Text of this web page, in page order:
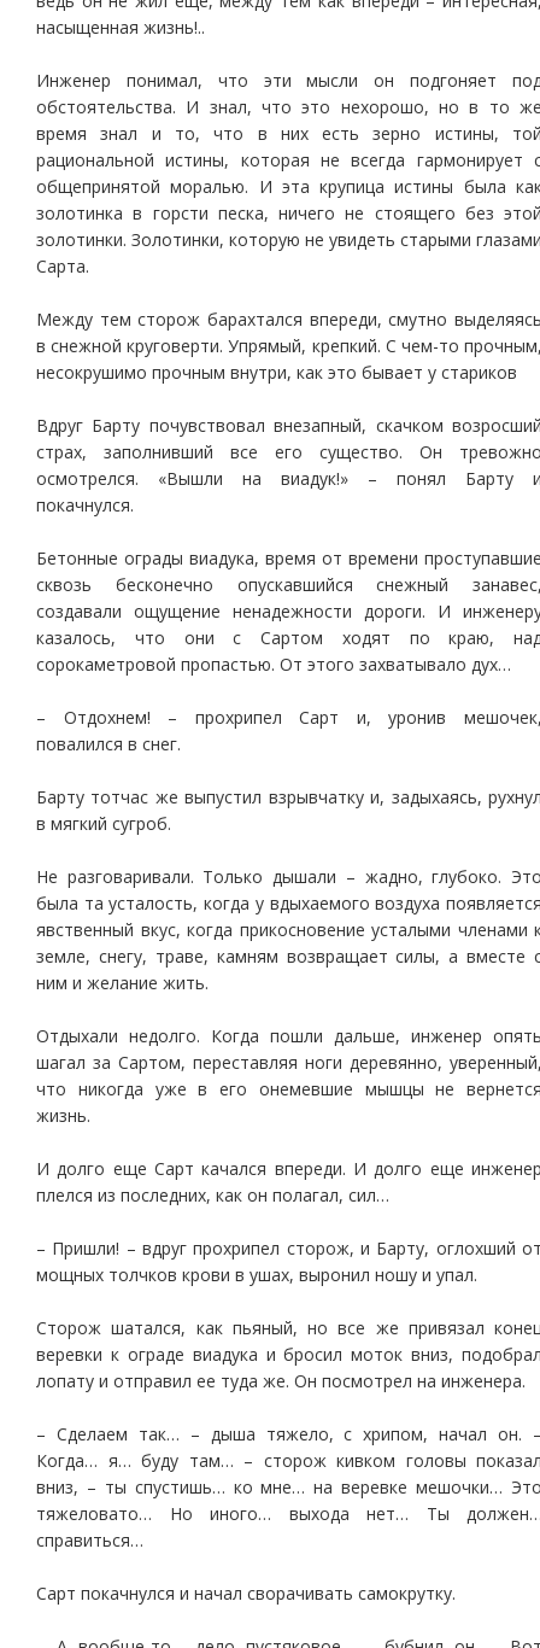
насыщенная жизнь!..
Инженер понимал, что эти мысли он подгоняет
обстоятельства. И знал, что это нехорошо, но в то
время знал и то, что в них есть зерно истины,
рациональной истины, которая не всегда гармонирует
общепринятой моралью. И эта крупица истины была
золотинка в горсти песка, ничего не стоящего без
золотинки. Золотинки, которую не увидеть старыми
Сарта.
Между тем сторож барахтался впереди, смутно
в снежной круговерти. Упрямый, крепкий. С чем-то
несокрушимо прочным внутри, как это бывает у стариков
Вдруг Барту почувствовал внезапный, скачком
страх, заполнивший все его существо. Он
осмотрелся. «Вышли на виадук!» – понял Барту
покачнулся.
Бетонные ограды виадука, время от времени
сквозь бесконечно опускавшийся снежный
создавали ощущение ненадежности дороги. И
казалось, что они с Сартом ходят по краю,
сорокаметровой пропастью. От этого захватывало дух…
– Отдохнем! – прохрипел Сарт и, уронив
повалился в снег.
Барту тотчас же выпустил взрывчатку и, задыхаясь,
в мягкий сугроб.
Не разговаривали. Только дышали – жадно, глубоко.
была та усталость, когда у вдыхаемого воздуха
явственный вкус, когда прикосновение усталыми членами
земле, снегу, траве, камням возвращает силы, а вместе
ним и желание жить.
Отдыхали недолго. Когда пошли дальше, инженер
шагал за Сартом, переставляя ноги деревянно,
что никогда уже в его онемевшие мышцы не
жизнь.
И долго еще Сарт качался впереди. И долго еще
плелся из последних, как он полагал, сил…
– Пришли! – вдруг прохрипел сторож, и Барту, оглохший
мощных толчков крови в ушах, выронил ношу и упал.
Сторож шатался, как пьяный, но все же привязал
веревки к ограде виадука и бросил моток вниз,
лопату и отправил ее туда же. Он посмотрел на инженера.
– Сделаем так… – дыша тяжело, с хрипом, начал он.
Когда… я… буду там… – сторож кивком головы
вниз, – ты спустишь… ко мне… на веревке мешочки…
тяжеловато… Но иного… выхода нет… Ты
справиться…
Сарт покачнулся и начал сворачивать самокрутку.